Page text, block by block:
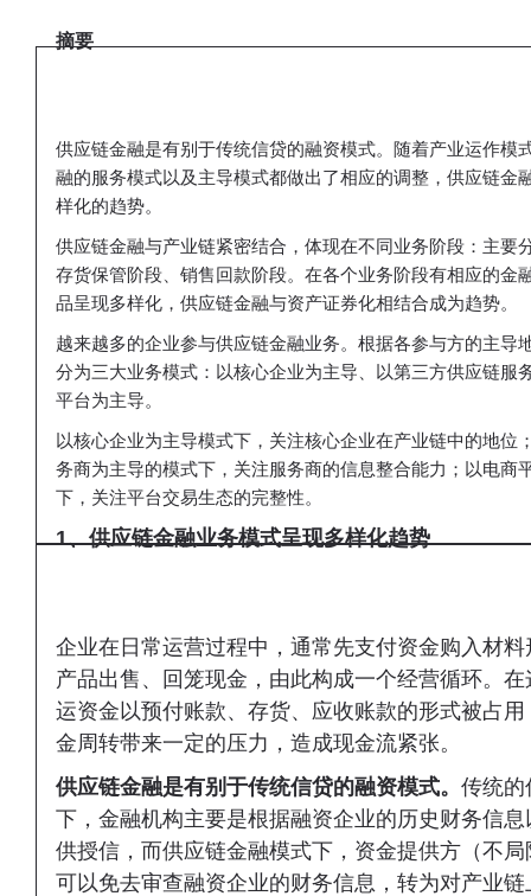
摘要
供应链金融是有别于传统信贷的融资模式。 随着产业运作模
融的服务模式以及主导模式都做出了相应的调整，供应链金
样化的趋势。
供应链金融与产业链紧密结合， 体现在不同业务阶段：主要
存货保管阶段、销售回款阶段。 在各个业务阶段有相应的金
品呈现多样化，供应链金融与资产证券化相结合成为趋势。
越来越多的企业参与供应链金融业务。 根据各参与方的主导
分为三大业务模式： 以核心企业为主导、以第三方供应链服
平台为主导。
以核心企业为主导模式下，关注核心企业在产业链中的地位
务商为主导的模式下，关注服务商的信息整合能力；以电商
下 ，关注平台交易生态的完整性。
1、供应链金融业务模式呈现多样化趋势
企业在日常运营过程中，通常先支付资金购入材
产品出售、回笼现金，由此构成一个经营循环。 在
运资金以预付账款、存货、应收账款的形式被占
金周转带来一定的压力，造成现金流紧张。
供应链金融是有别于传统信贷的融资模式。 传统的
下，金融机构主要是根据融资企业的历史财务信
供授信，而供应链金融模式下，资金提供方（不
可以免去审查融资企业的财务信息，转为对产业